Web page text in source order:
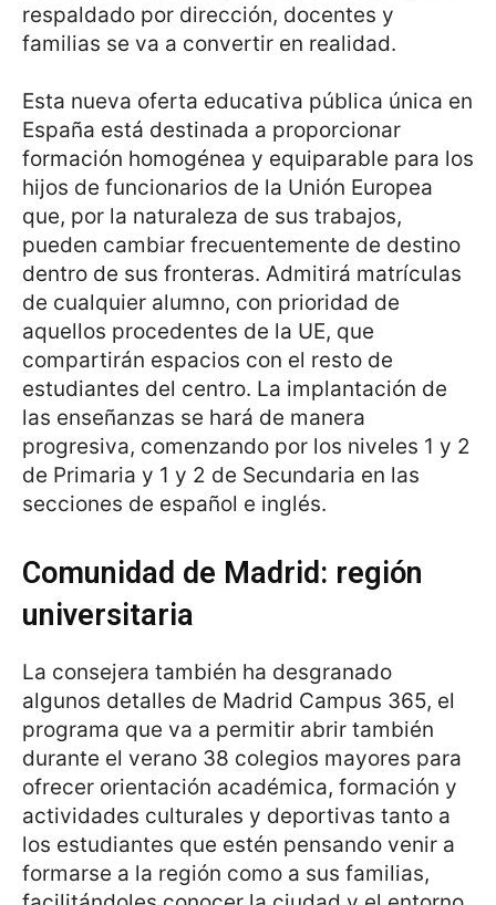
respaldado por dirección, docentes y
familias se va a convertir en realidad.
Esta nueva oferta educativa pública única en
España está destinada a proporcionar
formación homogénea y equiparable para los
hijos de funcionarios de la Unión Europea
que, por la naturaleza de sus trabajos,
pueden cambiar frecuentemente de destino
dentro de sus fronteras. Admitirá matrículas
de cualquier alumno, con prioridad de
aquellos procedentes de la UE, que
compartirán espacios con el resto de
estudiantes del centro. La implantación de
las enseñanzas se hará de manera
progresiva, comenzando por los niveles 1 y 2
de Primaria y 1 y 2 de Secundaria en las
secciones de español e inglés.
Comunidad de Madrid: región
universitaria
La consejera también ha desgranado
algunos detalles de Madrid Campus 365, el
programa que va a permitir abrir también
durante el verano 38 colegios mayores para
ofrecer orientación académica, formación y
actividades culturales y deportivas tanto a
los estudiantes que estén pensando venir a
formarse a la región como a sus familias,